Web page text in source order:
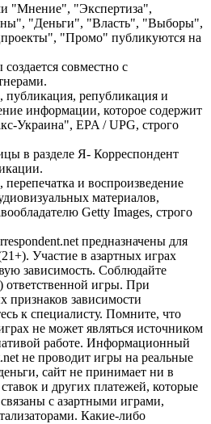
"Мнение", "Экспертиза",
"Деньги", "Власть", "Выборы",
"Промо" публикуются на
совместно с
републикация и
информации, которое содержит
Украина", EPA / UPG, строго
в разделе Я- Корреспондент
и воспроизведение
материалов,
Getty Images, строго
предназначены для
Участие в азартных играх
зависимость. Соблюдайте
игры. При
признаков зависимости
к специалисту. Помните, что
не может являться источником
работе. Информационный
не проводит игры на реальные
сайт не принимает ни в
и других платежей, которые
с азартными играми,
Какие-либо